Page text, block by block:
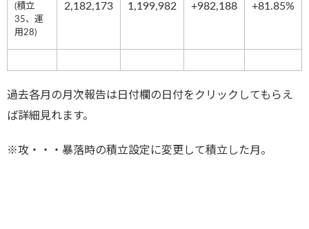
(積立
35、運
用28)
2,182,173 1,199,982 +982,188 +81.85%
過去各月の月次報告は日付欄の日付をクリックしてもらえ
ば詳細見れます。
※攻・・・暴落時の積立設定に変更して積立した月。